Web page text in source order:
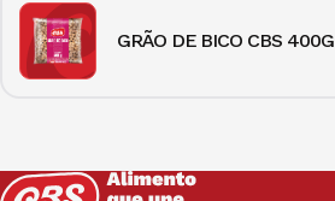
GRÃO DE BICO CBS 400G